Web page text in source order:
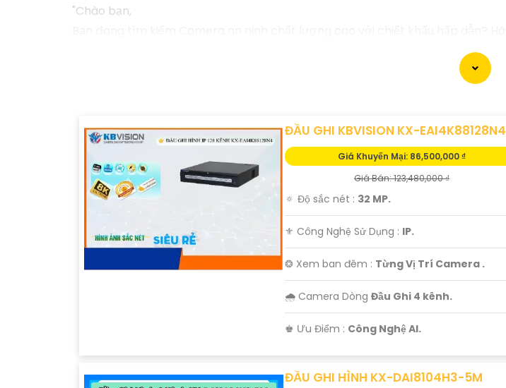
"Chào bạn,
Camera Kbvision không chỉ cung cấp hình ảnh sắc nét, chất lượng mà còn
Hãy liên hệ với chúng tôi để được tư vấn chi tiết và giúp bạn lựa chọn
Trân trọng,"
Hy vọng bạn sẽ hài lòng với bản mẫu này. Nếu bạn cần thêm sự điều chỉnh
ĐẦU GHI KBVISION KX-EAI4K88128N4
Giá Khuyến Mại: 86,500,000 ₫
Giá Bán: 123,480,000 ₫
🔅 Độ sắc nét : 32 MP.
⚜️ Công Nghệ Sử Dụng : IP.
❂ Xem ban đêm : Từng Vị Trí Camera .
🌧️ Camera Dòng Đầu Ghi 4 kênh.
️♚ Ưu Điểm : Công Nghệ AI.
ĐẦU GHI HÌNH KX-DAI8104H3-5M